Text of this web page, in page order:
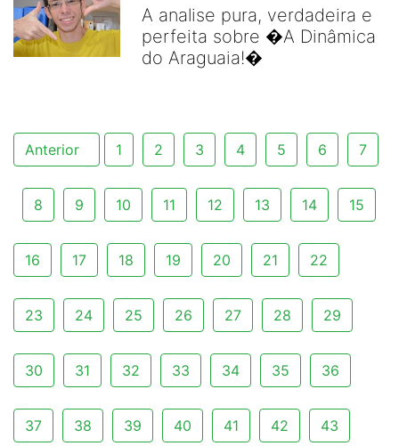
A analise pura, verdadeira e
perfeita sobre �A Dinâmica
do Araguaia!�
Anterior 1 2 3 4 5 6 7
8 9 10 11 12 13 14 15
16 17 18 19 20 21 22
23 24 25 26 27 28 29
30 31 32 33 34 35 36
37 38 39 40 41 42 43